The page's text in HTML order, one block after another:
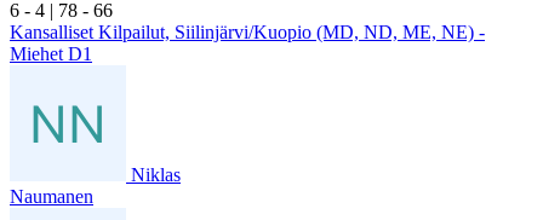
6 - 4 | 78 - 66
Kansalliset Kilpailut, Siilinjärvi/Kuopio (MD, ND, ME, NE) -
Miehet D1
Niklas
Naumanen